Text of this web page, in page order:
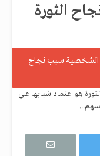
الثورة
هو اعتماد شبابها علي